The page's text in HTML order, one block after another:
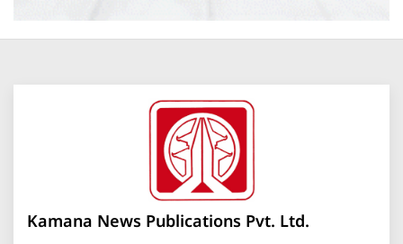
Kamana News Publications Pvt. Ltd.